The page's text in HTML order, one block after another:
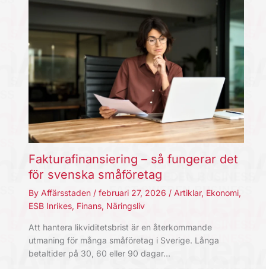
Fakturafinansiering – så fungerar det
för svenska småföretag
By Affärsstaden / februari 27, 2026 / Artiklar, Ekonomi,
ESB Inrikes, Finans, Näringsliv
Att hantera likviditetsbrist är en återkommande
utmaning för många småföretag i Sverige. Långa
betaltider på 30, 60 eller 90 dagar…